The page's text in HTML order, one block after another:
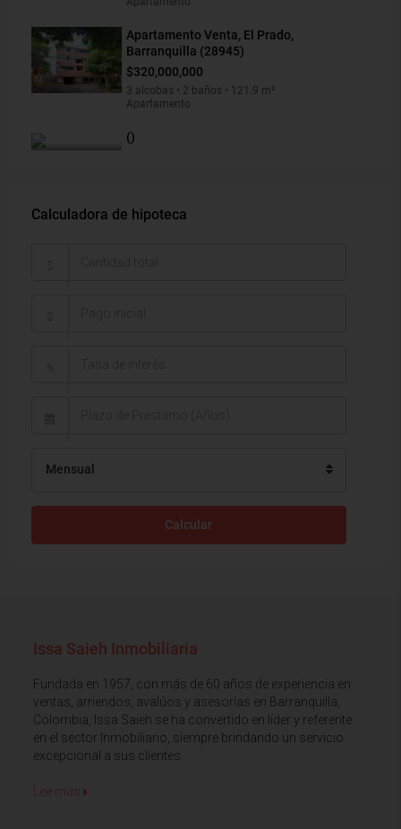
Apartamento Venta, El Prado,
Barranquilla (28945)
$320,000,000
3 alcobas • 2 baños • 121.9 m²
Apartamento
()
Calculadora de hipoteca
Mensual
Calcular
Issa Saieh Inmobiliaria
Fundada en 1957, con más de 60 años de experiencia en
ventas, arriendos, avalúos y asesorías en Barranquilla,
Colombia, Issa Saieh se ha convertido en líder y referente
en el sector Inmobiliario, siempre brindando un servicio
excepcional a sus clientes
Lee mas